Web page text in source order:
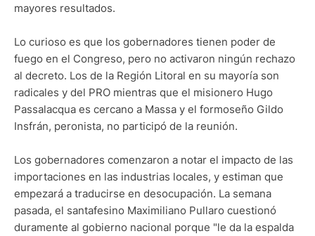
mayores resultados.
Lo curioso es que los gobernadores tienen poder de
fuego en el Congreso, pero no activaron ningún rechazo
al decreto. Los de la Región Litoral en su mayoría son
radicales y del PRO mientras que el misionero Hugo
Passalacqua es cercano a Massa y el formoseño Gildo
Insfrán, peronista, no participó de la reunión.
Los gobernadores comenzaron a notar el impacto de las
importaciones en las industrias locales, y estiman que
empezará a traducirse en desocupación. La semana
pasada, el santafesino Maximiliano Pullaro cuestionó
duramente al gobierno nacional porque "le da la espalda